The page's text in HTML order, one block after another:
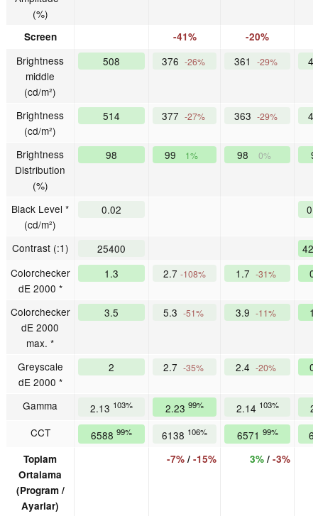
(%)
Screen -41% -20%
Brightness
middle
(cd/m²)
508 376 -26% 361 -29%
Brightness
(cd/m²)
514 377 -27% 363 -29%
Brightness
Distribution
(%)
98 99 1% 98 0%
Black Level *
(cd/m²)
0.02
Contrast (:1) 25400
Colorchecker
dE 2000 *
1.3 2.7 -108% 1.7 -31%
Colorchecker
dE 2000
max. *
3.5 5.3 -51% 3.9 -11%
Greyscale
dE 2000 *
2 2.7 -35% 2.4 -20%
Gamma 2.13 103% 2.23 99% 2.14 103%
CCT
6588 99% 6138 106% 6571 99%
Toplam
Ortalama
(Program /
Ayarlar)
-7%/ -15% 3%/ -3%